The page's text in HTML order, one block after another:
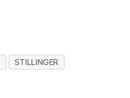
STILLINGER